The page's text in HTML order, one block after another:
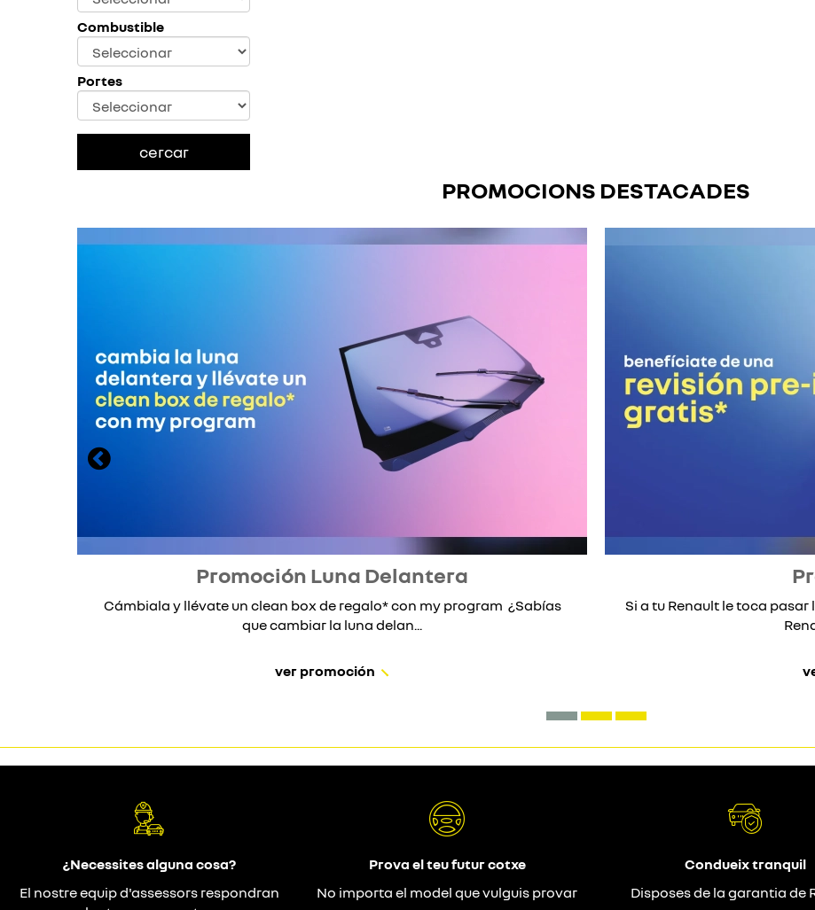
Combustible
Portes
PROMOCIONS DESTACADES
Promoción Luna Delantera
Cámbiala y llévate un clean box de regalo* con my program ¿Sabías
que cambiar la luna delan...
ver promoción
Si a tu Renault le toca
¿Necessites alguna cosa?
El nostre equip d'assessors respondran
Prova el teu futur cotxe
No importa el model que vulguis provar
Condueix tranquil
Disposes de la garantia de